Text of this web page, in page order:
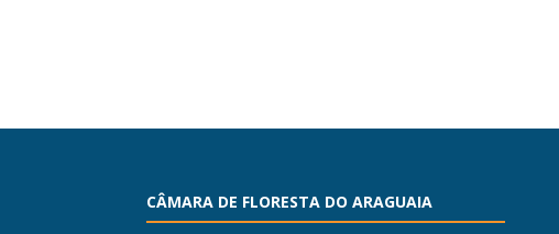
CÂMARA DE FLORESTA DO ARAGUAIA